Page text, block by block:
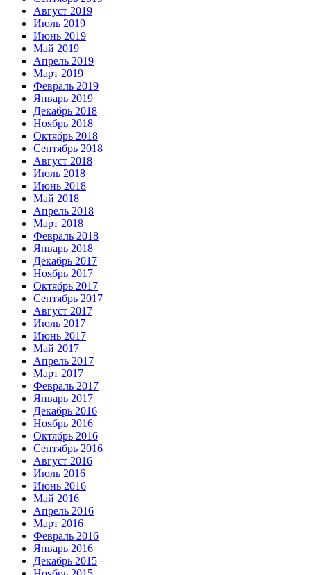
Август 2019
Июль 2019
Июнь 2019
Май 2019
Апрель 2019
Март 2019
Февраль 2019
Январь 2019
Декабрь 2018
Ноябрь 2018
Октябрь 2018
Сентябрь 2018
Август 2018
Июль 2018
Июнь 2018
Май 2018
Апрель 2018
Март 2018
Февраль 2018
Январь 2018
Декабрь 2017
Ноябрь 2017
Октябрь 2017
Сентябрь 2017
Август 2017
Июль 2017
Июнь 2017
Май 2017
Апрель 2017
Март 2017
Февраль 2017
Январь 2017
Декабрь 2016
Ноябрь 2016
Октябрь 2016
Сентябрь 2016
Август 2016
Июль 2016
Июнь 2016
Май 2016
Апрель 2016
Март 2016
Февраль 2016
Январь 2016
Декабрь 2015